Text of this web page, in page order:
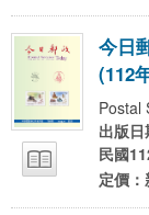
今日
(112
Postal
出版日
民國
定價